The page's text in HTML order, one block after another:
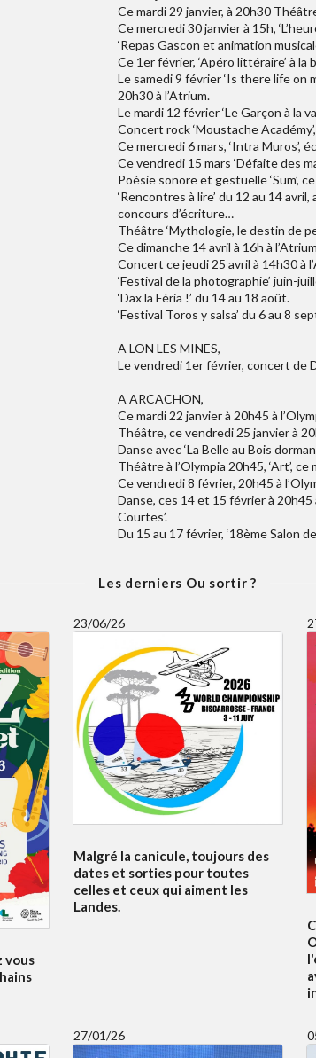
Ce mardi 29 janvier, à 20h30
Ce mercredi 30 janvier à 15h,
‘Repas Gascon et animation
Ce 1er février, ‘Apéro littéraire’ à la
Le samedi 9 février ‘Is there life on
20h30 à l’Atrium.
Le mardi 12 février ‘Le Garçon à la
Concert rock ‘Moustache
Ce mercredi 6 mars, ‘Intra Muros’,
Ce vendredi 15 mars ‘Défaite des
Poésie sonore et gestuelle ‘Sum’,
‘Rencontres à lire’ du 12 au 14
concours d’écriture…
Théâtre ‘Mythologie, le destin de
Ce dimanche 14 avril à 16h à
Concert ce jeudi 25 avril à 14h30 à
‘Festival de la photographie’ juin-
‘Dax la Féria !’ du 14 au 18 août.
‘Festival Toros y salsa’ du 6 au 8
A LON LES MINES,
Le vendredi 1er février, concert de
A ARCACHON,
Ce mardi 22 janvier à 20h45 à
Théâtre, ce vendredi 25 janvier à
Danse avec ‘La Belle au Bois
Théâtre à l’Olympia 20h45, ‘Art’, ce
Ce vendredi 8 février, 20h45 à
Danse, ces 14 et 15 février à 20h45
Courtes’.
Du 15 au 17 février, ‘18ème Salon
Les derniers Ou sortir ?
vous
23/06/26
Malgré la canicule, toujours des
dates et sorties pour toutes
celles et ceux qui aiment les
Landes.
27/01/26